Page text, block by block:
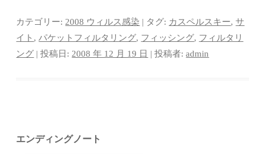
bo
ok
tte
r
er
es
t
m
bl
r
ed
In
カテゴリー: 2008 ウィルス感染 | タグ: カスペルスキー,サ
イト ,パケットフィルタリング, フィッシング, フィルタリ
ング | 投稿日: 2008 年 12 月 19 日 |投稿者:admin
エンディングノート